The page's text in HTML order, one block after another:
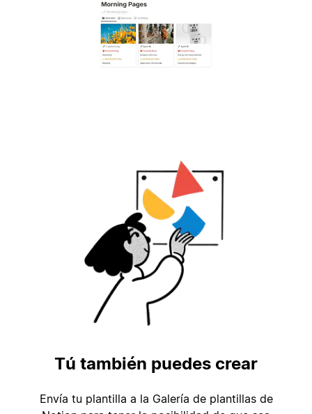
Tú también puedes crear
Envía tu plantilla a la Galería de plantillas de